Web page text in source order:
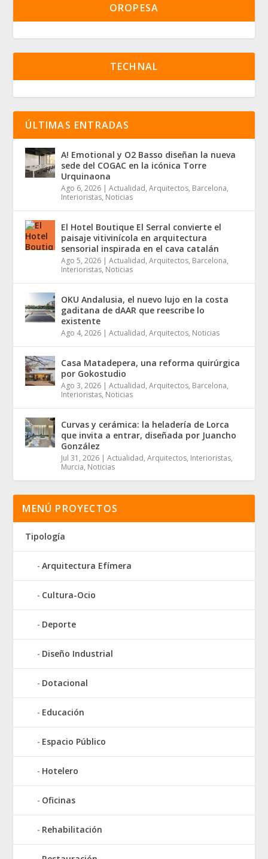
OROPESA
TECHNAL
ÚLTIMAS ENTRADAS
A! Emotional y O2 Basso diseñan la nueva
sede del COGAC en la icónica Torre
Urquinaona
Ago 6, 2026 |Actualidad,Arquitectos, Barcelona,
Interioristas, Noticias
El Hotel Boutique El Serral convierte el
paisaje vitivinícola en arquitectura
sensorial inspirada en el cava catalán
Ago 5, 2026 |Actualidad,Arquitectos, Barcelona,
Interioristas, Noticias
OKU Andalusia, el nuevo lujo en la costa
gaditana de dAAR que reescribe lo
existente
Ago 4, 2026 |Actualidad,Arquitectos, Noticias
Casa Matadepera, una reforma quirúrgica
por Gokostudio
Ago 3, 2026 |Actualidad,Arquitectos, Barcelona,
Interioristas, Noticias
Curvas y cerámica: la heladería de Lorca
que invita a entrar, diseñada por Juancho
González
Jul 31, 2026 |Actualidad,Arquitectos, Interioristas,
Murcia, Noticias
MENÚ PROYECTOS
Tipología
Arquitectura Efímera
Cultura-Ocio
Deporte
Diseño Industrial
Dotacional
Educación
Espacio Público
Hotelero
Oficinas
Rehabilitación